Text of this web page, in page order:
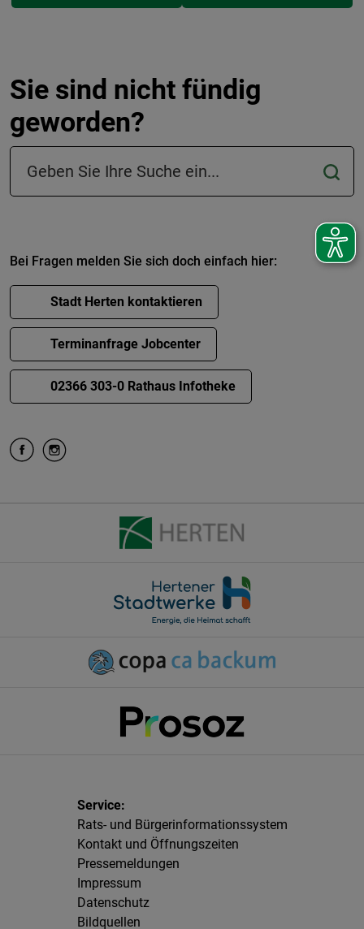
Sie sind nicht fündig
geworden?
Suchfeld in der Fußzeile
Bei Fragen melden Sie sich doch einfach hier:
Stadt Herten kontaktieren
Terminanfrage Jobcenter
02366 303-0 Rathaus Infotheke
Rats- und Bürgerinformationssystem
Kontakt und Öffnungszeiten
Pressemeldungen
Impressum
Datenschutz
Bildquellen